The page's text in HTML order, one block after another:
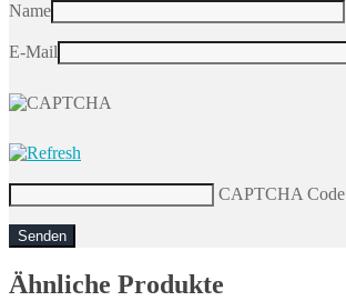
Name
E-Mail
CAPTCHA Code
Ähnliche Produkte